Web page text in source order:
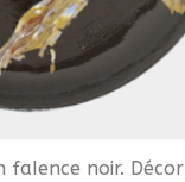
faIence noir. Décor